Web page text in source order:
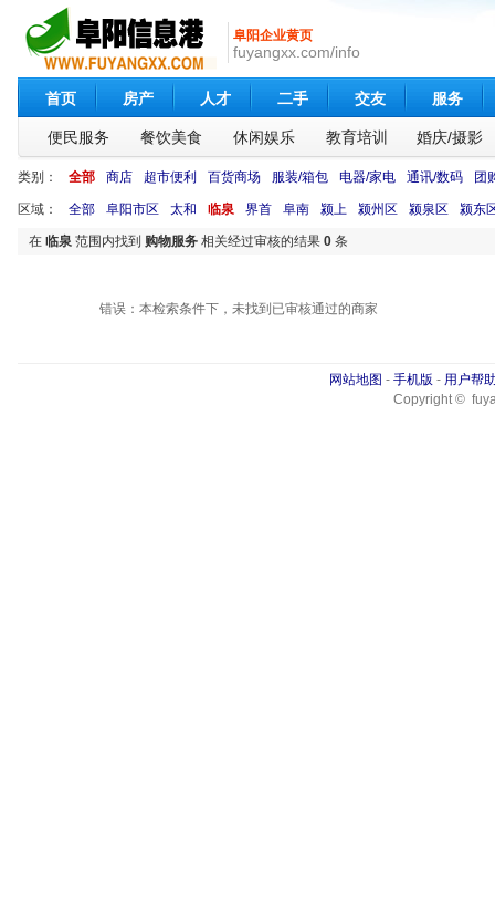
阜阳企业黄页
fuyangxx.com/info
首页 房产 人才 二手 交友 服务
便民服务 餐饮美食 休闲娱乐 教育培训 婚庆/摄影
类别： 全部 商店 超市便利 百货商场 服装/箱包 电器/家电 通讯/数码 团
区域： 全部 阜阳市区 太和 临泉 界首 阜南 颍上 颍州区 颍泉区 颍东
在 临泉 范围内找到 购物服务 相关经过审核的结果 0 条
错误：本检索条件下，未找到已审核通过的商家
网站地图 - 手机版 - 用户帮
Copyright ©